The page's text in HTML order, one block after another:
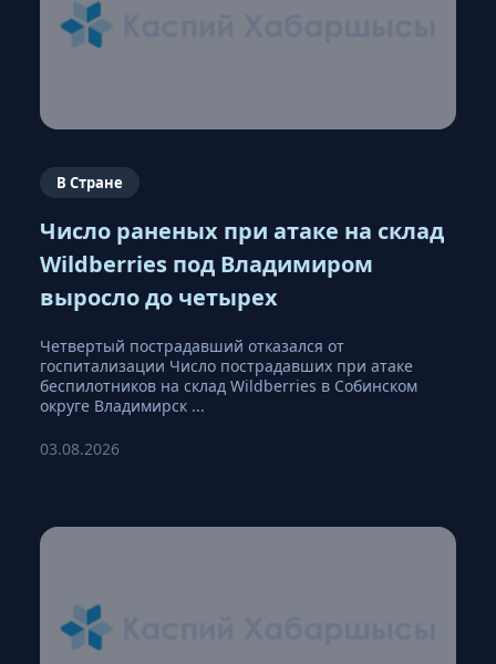
В Стране
Число раненых при атаке на склад
Wildberries под Владимиром
выросло до четырех
Четвертый пострадавший отказался от
госпитализации Число пострадавших при атаке
беспилотников на склад Wildberries в Собинском
округе Владимирск ...
03.08.2026